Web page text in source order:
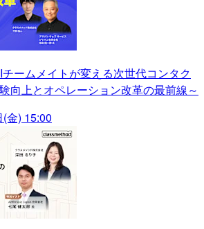
チームメイトが変える次世代コンタク
向上とオペレーション改革の最前線～
金) 15:00